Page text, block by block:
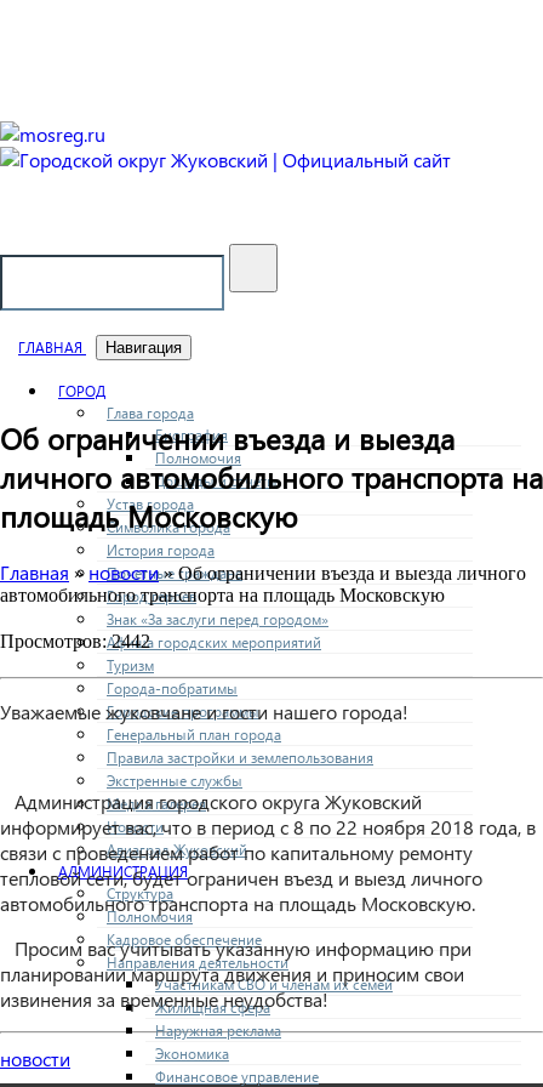
ГЛАВНАЯ Навигация
ГОРОД
Глава города
Биография
Полномочия
Доклады и отчеты
Устав города
Символика города
История города
Почетные граждане
Город героев
Знак «За заслуги перед городом»
Афиша городских мероприятий
Туризм
Города-побратимы
Городские программы
Генеральный план города
Правила застройки и землепользования
Экстренные службы
Медиа галерея
Новости
Авиаград Жуковский
АДМИНИСТРАЦИЯ
Структура
Полномочия
Кадровое обеспечение
Направления деятельности
Участникам СВО и членам их семей
Жилищная сфера
Наружная реклама
Экономика
Финансовое управление
Об ограничении въезда и выезда
личного автомобильного транспорта на
площадь Московскую
Главная » новости» Об ограничении въезда и выезда личного
автомобильного транспорта на площадь Московскую
Просмотров: 2442
Уважаемые жуковчане и гости нашего города!
Администрация городского округа Жуковский
информирует вас, что в период с 8 по 22 ноября 2018 года, в
связи с проведением работ по капитальному ремонту
тепловой сети, будет ограничен въезд и выезд личного
автомобильного транспорта на площадь Московскую.
Просим вас учитывать указанную информацию при
планировании маршрута движения и приносим свои
извинения за временные неудобства!
новости